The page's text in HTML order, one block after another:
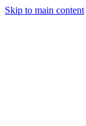
Skip to main content